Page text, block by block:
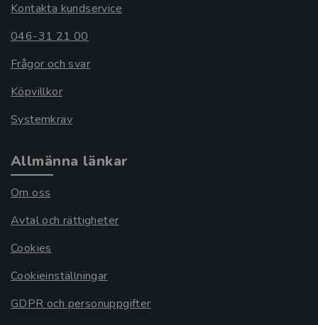
Kontakta kundservice
046-31 21 00
Frågor och svar
Köpvillkor
Systemkrav
Allmänna länkar
Om oss
Avtal och rättigheter
Cookies
Cookieinställningar
GDPR och personuppgifter